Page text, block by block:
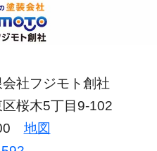
社フジモト創社
桜木5丁目9-102
地図